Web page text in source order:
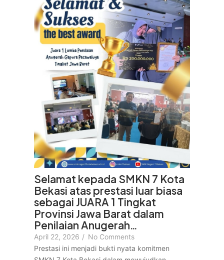
Selamat kepada SMKN 7 Kota
Bekasi atas prestasi luar biasa
sebagai JUARA 1 Tingkat
Provinsi Jawa Barat dalam
Penilaian Anugerah…
April 22, 2026 / No Comments
Prestasi ini menjadi bukti nyata komitmen